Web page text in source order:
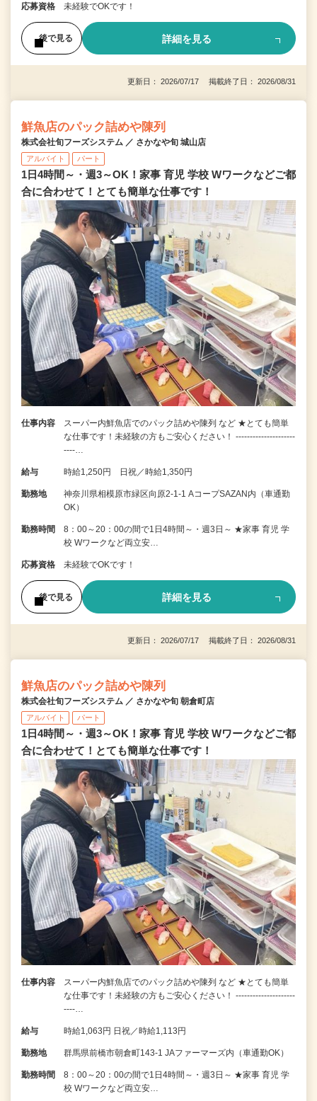
応募資格 未経験でOKです！
後で見る 詳細を見る
更新日： 2026/07/17 掲載終了日： 2026/08/31
鮮魚店のパック詰めや陳列
株式会社旬フーズシステム ／ さかなや旬 城山店
アルバイト パート
1日4時間～・週3～OK！家事 育児 学校 Wワークなどご都
合に合わせて！とても簡単な仕事です！
仕事内容
スーパー内鮮魚店でのパック詰めや陳列 など ★とても簡単
な仕事です！未経験の方もご安心ください！ ---------------------
----…
給与 時給1,250円 日祝／時給1,350円
勤務地
神奈川県相模原市緑区向原2-1-1 AコープSAZAN内（車通勤
OK）
勤務時間
8：00～20：00の間で1日4時間～・週3日～ ★家事 育児 学
校 Wワークなど両立安…
応募資格 未経験でOKです！
後で見る 詳細を見る
更新日： 2026/07/17 掲載終了日： 2026/08/31
鮮魚店のパック詰めや陳列
株式会社旬フーズシステム ／ さかなや旬 朝倉町店
アルバイト パート
1日4時間～・週3～OK！家事 育児 学校 Wワークなどご都
合に合わせて！とても簡単な仕事です！
仕事内容
スーパー内鮮魚店でのパック詰めや陳列 など ★とても簡単
な仕事です！未経験の方もご安心ください！ ---------------------
----…
給与 時給1,063円 日祝／時給1,113円
勤務地 群馬県前橋市朝倉町143-1 JAファーマーズ内（車通勤OK）
勤務時間
8：00～20：00の間で1日4時間～・週3日～ ★家事 育児 学
校 Wワークなど両立安…